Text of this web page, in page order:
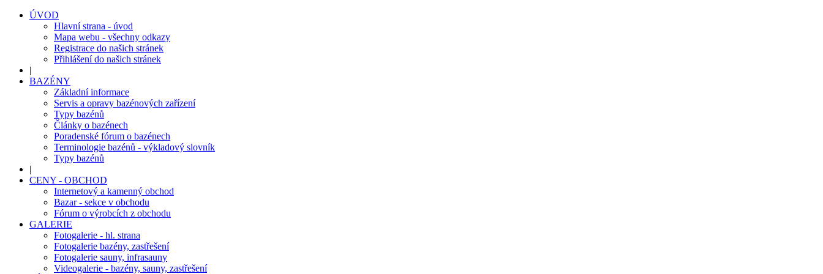
ÚVOD
Hlavní strana - úvod
Mapa webu - všechny odkazy
Registrace do našich stránek
Přihlášení do našich stránek
|
BAZÉNY
Základní informace
Servis a opravy bazénových zařízení
Typy bazénů
Články o bazénech
Poradenské fórum o bazénech
Terminologie bazénů - výkladový slovník
Typy bazénů
|
CENY - OBCHOD
Internetový a kamenný obchod
Bazar - sekce v obchodu
Fórum o výrobcích z obchodu
GALERIE
Fotogalerie - hl. strana
Fotogalerie bazény, zastřešení
Fotogalerie sauny, infrasauny
Videogalerie - bazény, sauny, zastřešení